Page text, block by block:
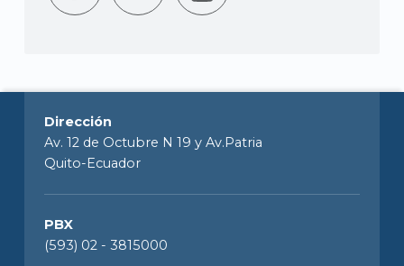
Dirección
Av. 12 de Octubre N 19 y Av.Patria
Quito-Ecuador
PBX
(593) 02 - 3815000